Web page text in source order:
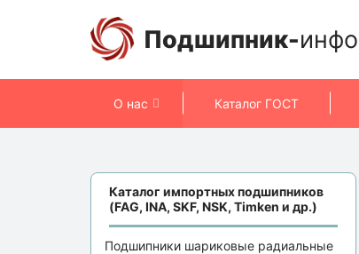
Подшипник-инфо
О нас Каталог ГОСТ
Каталог импортных подшипников
(FAG, INA, SKF, NSK, Timken и др.)
Подшипники шариковые радиальные